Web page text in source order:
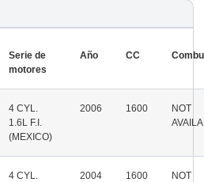
Serie de
motores
Año CC
4 CYL.
1.6L F.I.
(MEXICO)
2006 1600
NOT
4 CYL.
2004 1600
NOT